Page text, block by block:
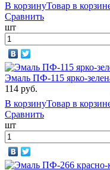
В корзинуТовар в
Сравнить
шт
Эмаль ПФ-115 ярко-
114 руб.
В корзинуТовар в
Сравнить
шт